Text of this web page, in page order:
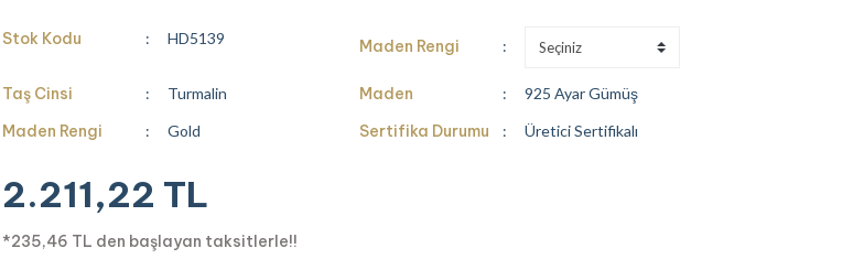
Stok Kodu HD5139 Maden Rengi
Taş Cinsi Turmalin Maden 925 Ayar Gümüş
Maden Rengi Gold Sertifika Durumu Üretici Sertifikalı
2.211,22 TL
*235,46 TL den başlayan taksitlerle!!